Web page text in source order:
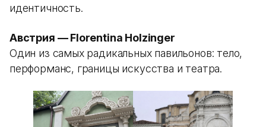
идентичность.
Австрия — Florentina Holzinger
Один из самых радикальных павильонов: тело,
перформанс, границы искусства и театра.